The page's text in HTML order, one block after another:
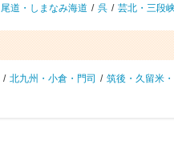
尾道・しまなみ海道 / 呉 / 芸北・三段
/ 北九州・小倉・門司 / 筑後・久留米